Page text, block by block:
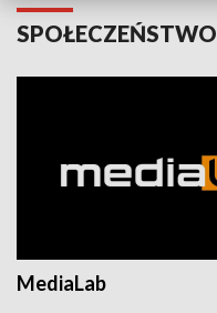
SPOŁECZEŃSTWO
MediaLab